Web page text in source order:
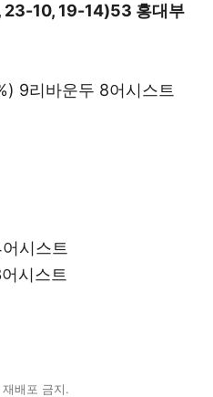
10, 19-14)53 홍대부
9리바운두 8어시스트
시스트
시스트
배포 금지.